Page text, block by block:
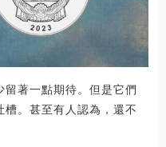
著一點期待。但是它們
。甚至有人認為，還不